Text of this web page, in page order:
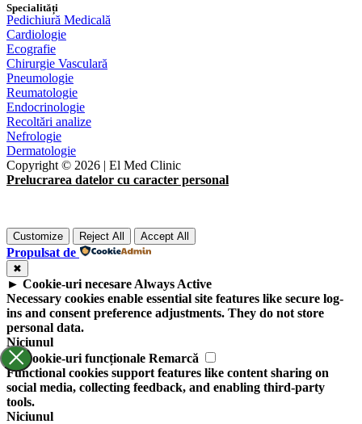
Specialități
Pedichiură Medicală
Cardiologie
Ecografie
Chirurgie Vasculară
Pneumologie
Reumatologie
Endocrinologie
Recoltări analize
Nefrologie
Dermatologie
Copyright © 2026 | El Med Clinic
Prelucrarea datelor cu caracter personal
Customize Reject All Accept All
Propulsat de
✖
► Cookie-uri necesare Always Active
Necessary cookies enable essential site features like secure log-
ins and consent preference adjustments. They do not store
personal data.
Niciunul
►
Cookie-uri funcționale Remarcă
Functional cookies support features like content sharing on
social media, collecting feedback, and enabling third-party
tools.
Niciunul